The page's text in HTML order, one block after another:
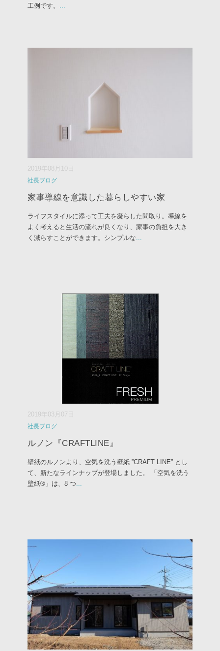
工例です。 ...
2019年08月10日
社長ブログ
家事導線を意識した暮らしやすい家
ライフスタイルに添って工夫を凝らした間取り。導線を
よく考えると生活の流れが良くなり、家事の負担を大き
く減らすことができます。シンプルな...
2019年03月07日
社長ブログ
ルノン『CRAFTLINE』
壁紙のルノンより、空気を洗う壁紙 ”CRAFT LINE” とし
て、新たなラインナップが登場しました。 「空気を洗う
壁紙®」は、8 つ...